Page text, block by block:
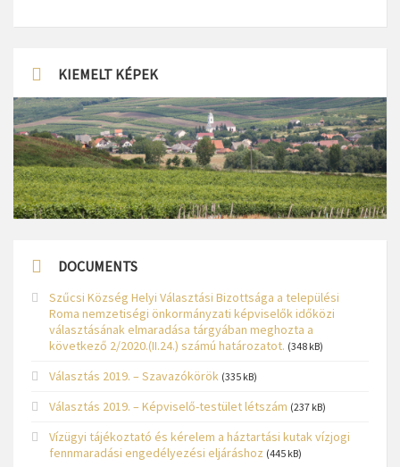
KIEMELT KÉPEK
DOCUMENTS
Szűcsi Község Helyi Választási Bizottsága a települési
Roma nemzetiségi önkormányzati képviselők időközi
választásának elmaradása tárgyában meghozta a
következő 2/2020.(II.24.) számú határozatot. (348 kB)
Választás 2019. – Szavazókörök (335 kB)
Választás 2019. – Képviselő-testület létszám (237 kB)
Vízügyi tájékoztató és kérelem a háztartási kutak vízjogi
fennmaradási engedélyezési eljáráshoz (445 kB)